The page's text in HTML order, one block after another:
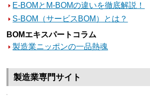
E-BOMとM-BOMの違いを徹底解説！
S-BOM（サービスBOM）とは？
BOMエキスパートコラム
製造業ニッポンの一品熱魂
製造業専門サイト